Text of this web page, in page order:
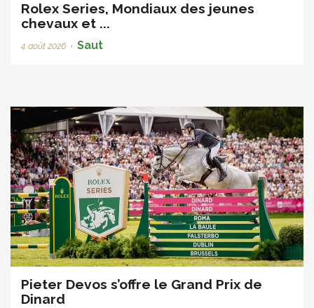
Rolex Series, Mondiaux des jeunes
chevaux et ...
4 août 2026 • Saut
Pieter Devos s’offre le Grand Prix de
Dinard